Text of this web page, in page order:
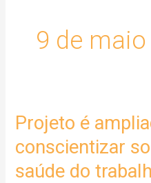
9 de
Projeto é
conscientizar
saúde do
Projeto
ampliado
para